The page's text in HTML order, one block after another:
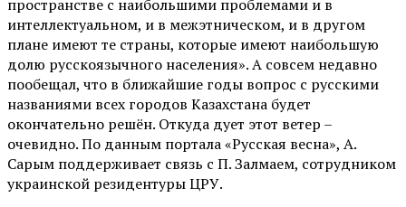
пространстве с наибольшими проблемами и в
интеллектуальном, и в межэтническом, и в другом
плане имеют те страны, которые имеют наибольшую
долю русскоязычного населения». А совсем недавно
пообещал, что в ближайшие годы вопрос с русскими
названиями всех городов Казахстана будет
окончательно решён. Откуда дует этот ветер –
очевидно. По данным портала «Русская весна», А.
Сарым поддерживает связь с П. Залмаем, сотрудником
украинской резидентуры ЦРУ.